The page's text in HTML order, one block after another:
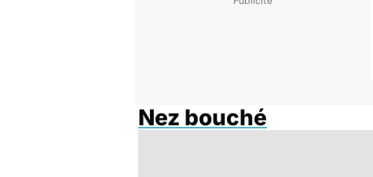
Nez bouché